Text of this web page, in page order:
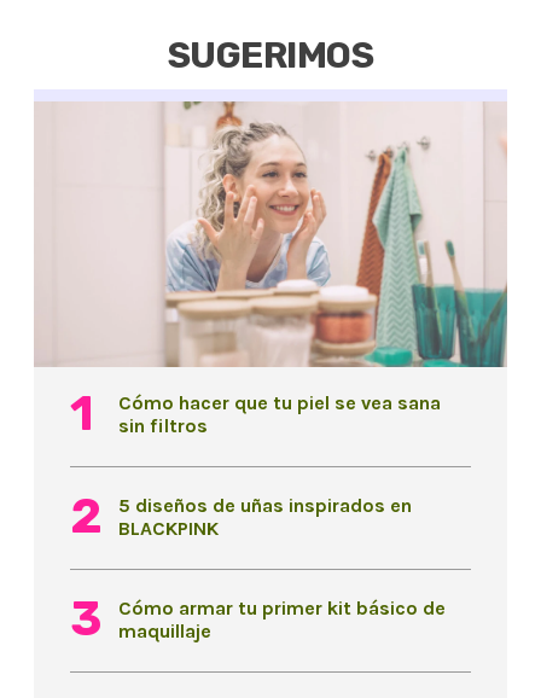
SUGERIMOS
Cómo hacer que tu piel se vea sana
sin filtros
5 diseños de uñas inspirados en
BLACKPINK
Cómo armar tu primer kit básico de
maquillaje